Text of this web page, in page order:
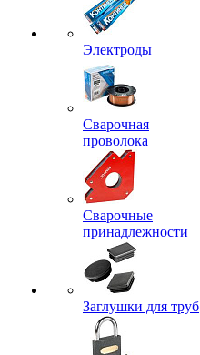
Электроды
Сварочная
проволока
Сварочные
принадлежности
Заглушки для труб